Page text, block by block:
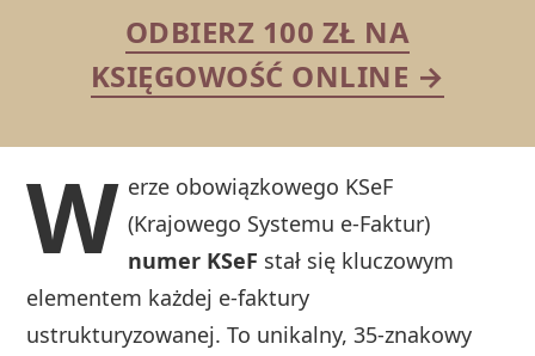
ODBIERZ 100 ZŁ NA
KSIĘGOWOŚĆ ONLINE →
W erze obowiązkowego KSeF
(Krajowego Systemu e-Faktur)
numer KSeF stał się kluczowym
elementem każdej e-faktury
ustrukturyzowanej. To unikalny, 35‑znakowy